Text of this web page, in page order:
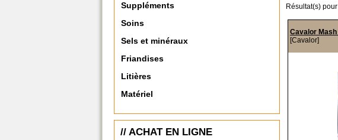
Suppléments
Soins
Sels et minéraux
Friandises
Litières
Matériel
// ACHAT EN LIGNE
Résultat(s)
Cavalor
[Cavalor]